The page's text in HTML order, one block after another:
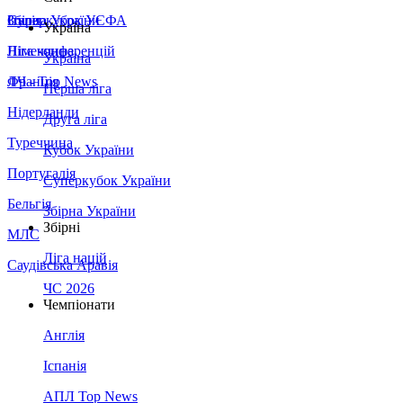
Збірна України
Італія
Німеччина
Франція
Нідерланди
Туреччина
Португалія
Бельгія
МЛС
Саудівська Аравія
Суперкубок УЄФА
Ліга конференцій
ЛЧ - Top News
Україна
Україна
Перша ліга
Друга ліга
Кубок України
Суперкубок України
Збірна України
Збірні
Ліга націй
ЧС 2026
Чемпіонати
Англія
Іспанія
АПЛ Top News